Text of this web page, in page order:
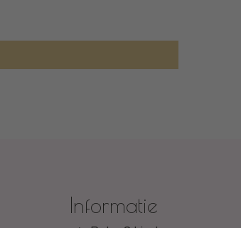
Informatie